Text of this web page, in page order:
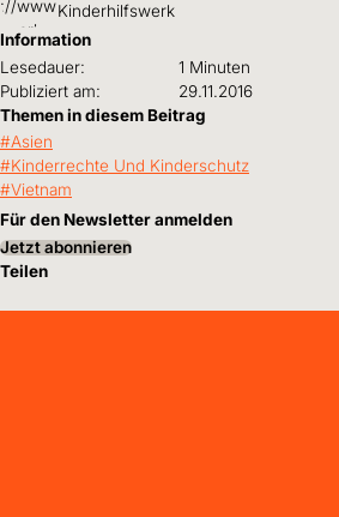
Kinderhilfswerk
Information
Lesedauer:
1 Minuten
Publiziert am:
29.11.2016
Themen in diesem Beitrag
Asien
Kinderrechte Und Kinderschutz
Vietnam
Für den Newsletter anmelden
Jetzt abonnieren
Teilen